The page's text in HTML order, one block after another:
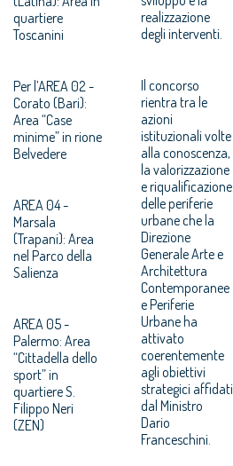
quartiere
Toscanini
Per l’AREA 02 -
Corato (Bari):
Area “Case
minime” in rione
Belvedere
AREA 04 -
Marsala
(Trapani): Area
nel Parco della
Salienza
AREA 05 -
Palermo: Area
“Cittadella dello
sport” in
quartiere S.
Filippo Neri
(ZEN)
realizzazione
degli interventi.
Il concorso
rientra tra le
azioni
istituzionali volte
alla conoscenza,
la valorizzazione
e riqualificazione
delle periferie
urbane che la
Direzione
Generale Arte e
Architettura
Contemporanee
e Periferie
Urbane ha
attivato
coerentemente
agli obiettivi
strategici affidati
dal Ministro
Dario
Franceschini.